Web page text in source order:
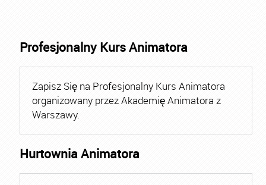
Profesjonalny Kurs Animatora
Zapisz Się na Profesjonalny Kurs Animatora
organizowany przez Akademię Animatora z
Warszawy.
Hurtownia Animatora